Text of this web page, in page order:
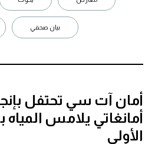
بيان صحفي
أمان آت سي تحتفل
أمانغاتي يلامس المياه
الأولى